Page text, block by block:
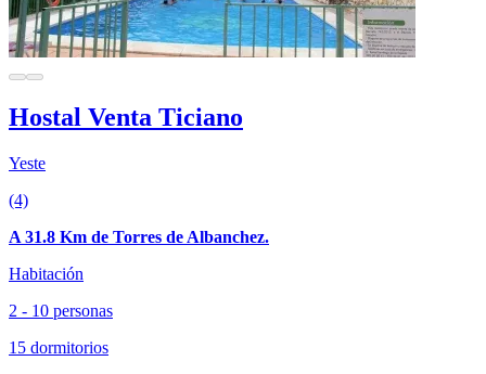
Hostal Venta Ticiano
Yeste
(4)
A 31.8 Km de Torres de Albanchez.
Habitación
2 - 10 personas
15 dormitorios